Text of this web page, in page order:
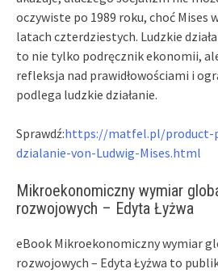
oczywiste po 1989 roku, choć Mises
latach czterdziestych. Ludzkie
to nie tylko podręcznik ekonomii,
refleksja nad prawidłowościami i
podlega ludzkie działanie.
Sprawdź:https://matfel.pl/product-
dzialanie-von-Ludwig-Mises.html
Mikroekonomiczny wymiar
rozwojowych – Edyta Łyżwa
eBook Mikroekonomiczny wymiar
rozwojowych – Edyta Łyżwa to